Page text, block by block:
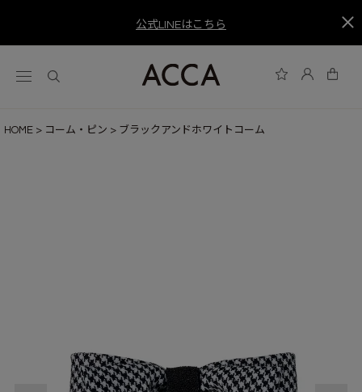
公式LINEはこちら
HOME コーム・ピン ブラックアンドホワイトコーム